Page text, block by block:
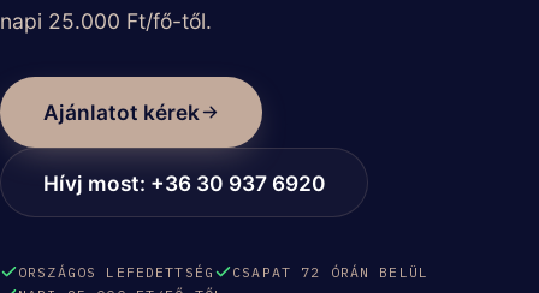
napi 25.000 Ft/fő-től.
Ajánlatot kérek
Hívj most: +36 30 937 6920
ORSZÁGOS LEFEDETTSÉG
CSAPAT 72 ÓRÁN BELÜL